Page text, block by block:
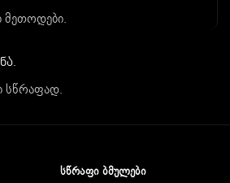
სწრაფად.
ᲡᲬᲠᲐᲤᲘ ᲑᲛᲣᲚᲔᲑᲘ